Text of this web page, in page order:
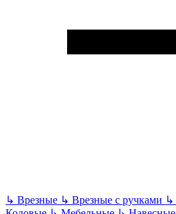
↳ Врезные ↳ Врезные с ручками ↳